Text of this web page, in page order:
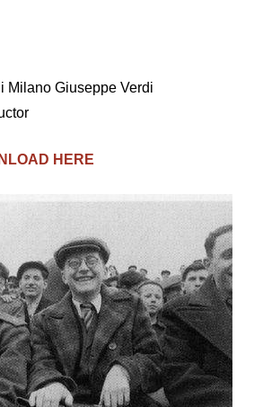
Milano Giuseppe Verdi
HERE